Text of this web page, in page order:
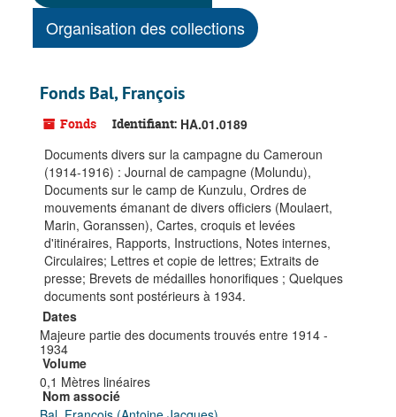
Organisation des collections
Fonds Bal, François
Fonds Identifiant: HA.01.0189
Documents divers sur la campagne du Cameroun
(1914-1916) : Journal de campagne (Molundu),
Documents sur le camp de Kunzulu, Ordres de
mouvements émanant de divers officiers (Moulaert,
Marin, Goranssen), Cartes, croquis et levées
d'itinéraires, Rapports, Instructions, Notes internes,
Circulaires; Lettres et copie de lettres; Extraits de
presse; Brevets de médailles honorifiques ; Quelques
documents sont postérieurs à 1934.
Dates
Majeure partie des documents trouvés entre 1914 -
1934
Volume
0,1 Mètres linéaires
Nom associé